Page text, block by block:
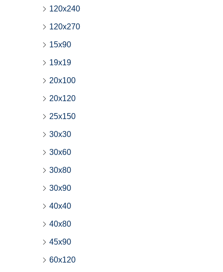
120x240
120x270
15x90
19x19
20x100
20x120
25x150
30x30
30x60
30x80
30x90
40x40
40x80
45x90
60x120